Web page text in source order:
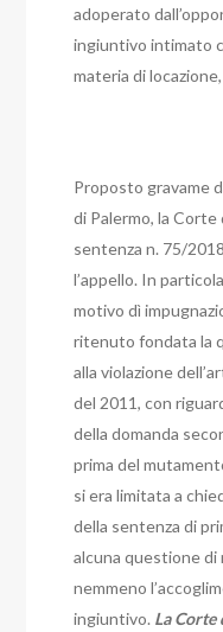
adoperato
ingiuntivo intimato
materia di
Proposto gravame
di Palermo, la Corte
sentenza n. 75/
l’appello. In
motivo dì
ritenuto fondata la
alla violazione
del 2011, con
della domanda
prima del
si era limitata a
della sentenza di
alcuna questione di
nemmeno
ingiuntivo. La Corte